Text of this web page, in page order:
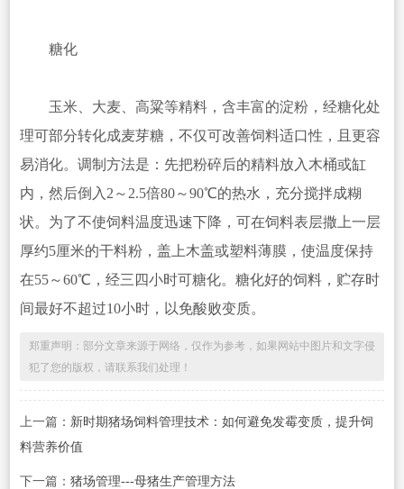
糖化
玉米、大麦、高粱等精料，含丰富的淀粉，经糖化处
理可部分转化成麦芽糖，不仅可改善饲料适口性，且更容
易消化。调制方法是：先把粉碎后的精料放入木桶或缸
内，然后倒入2～2.5倍80～90℃的热水，充分搅拌成糊
状。为了不使饲料温度迅速下降，可在饲料表层撒上一层
厚约5厘米的干料粉，盖上木盖或塑料薄膜，使温度保持
在55～60℃，经三四小时可糖化。糖化好的饲料，贮存时
间最好不超过10小时，以免酸败变质。
郑重声明：部分文章来源于网络，仅作为参考，如果网站中图片和文字侵
犯了您的版权，请联系我们处理！
上一篇： 新时期猪场饲料管理技术：如何避免发霉变质，提升饲
料营养价值
下一篇： 猪场管理---母猪生产管理方法